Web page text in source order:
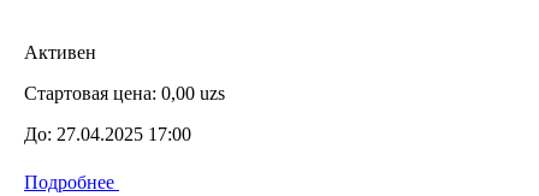
Активен
Стартовая цена: 0,00 uzs
До: 27.04.2025 17:00
Подробнее